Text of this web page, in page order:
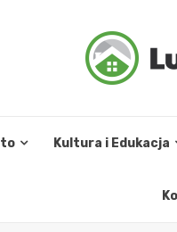
Kultura i Edukacja